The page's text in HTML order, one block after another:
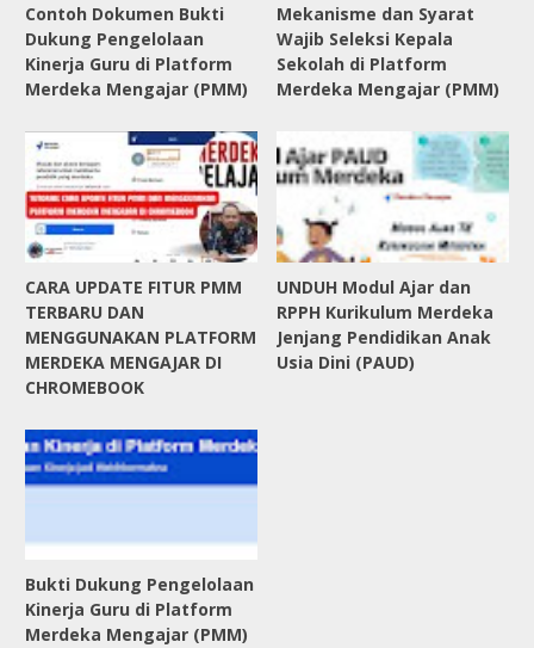
Contoh Dokumen Bukti
Dukung Pengelolaan
Kinerja Guru di Platform
Merdeka Mengajar (PMM)
Mekanisme dan Syarat
Wajib Seleksi Kepala
Sekolah di Platform
Merdeka Mengajar (PMM)
CARA UPDATE FITUR PMM
TERBARU DAN
MENGGUNAKAN PLATFORM
MERDEKA MENGAJAR DI
CHROMEBOOK
UNDUH Modul Ajar dan
RPPH Kurikulum Merdeka
Jenjang Pendidikan Anak
Usia Dini (PAUD)
Bukti Dukung Pengelolaan
Kinerja Guru di Platform
Merdeka Mengajar (PMM)